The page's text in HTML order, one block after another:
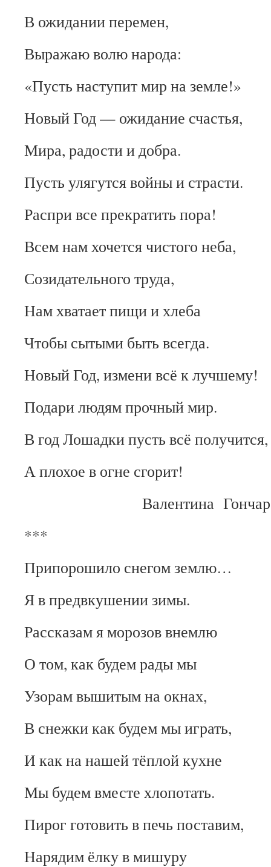
В ожидании перемен,
Выражаю волю народа:
«Пусть наступит мир на земле!»
Новый Год — ожидание счастья,
Мира, радости и добра.
Пусть улягутся войны и страсти.
Распри все прекратить пора!
Всем нам хочется чистого неба,
Созидательного труда,
Нам хватает пищи и хлеба
Чтобы сытыми быть всегда.
Новый Год, измени всё к лучшему!
Подари людям прочный мир.
В год Лошадки пусть всё получится,
А плохое в огне сгорит!
Валентина
***
Припорошило снегом землю…
Я в предвкушении зимы.
Рассказам я морозов внемлю
О том, как будем рады мы
Узорам вышитым на окнах,
В снежки как будем мы играть,
И как на нашей тёплой кухне
Мы будем вместе хлопотать.
Пирог готовить в печь поставим,
Нарядим ёлку в мишуру